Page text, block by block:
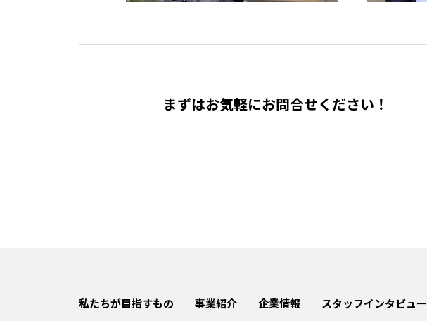
まずはお気軽にお問合せください！
私たちが目指すもの 事業紹介 企業情報 スタッフインタビュー